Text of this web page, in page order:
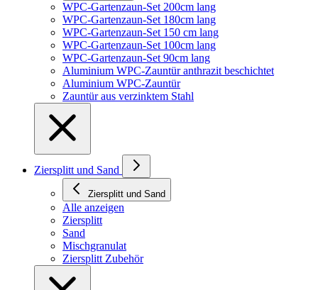
WPC-Gartenzaun-Set 200cm lang
WPC-Gartenzaun-Set 180cm lang
WPC-Gartenzaun-Set 150 cm lang
WPC-Gartenzaun-Set 100cm lang
WPC-Gartenzaun-Set 90cm lang
Aluminium WPC-Zauntür anthrazit beschichtet
Aluminium WPC-Zauntür
Zauntür aus verzinktem Stahl
Ziersplitt und Sand
Ziersplitt und Sand
Alle anzeigen
Ziersplitt
Sand
Mischgranulat
Ziersplitt Zubehör